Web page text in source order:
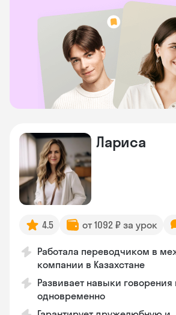
Лариса
4.5 от 1092 ₽ за урок
Работала переводчиком в
компании в Казахстане
Развивает навыки
одновременно